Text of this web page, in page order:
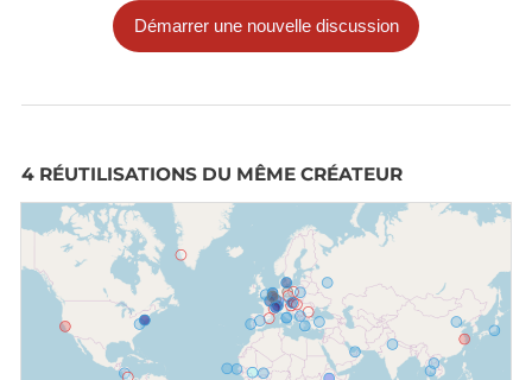
Démarrer une nouvelle discussion
4 RÉUTILISATIONS DU MÊME CRÉATEUR